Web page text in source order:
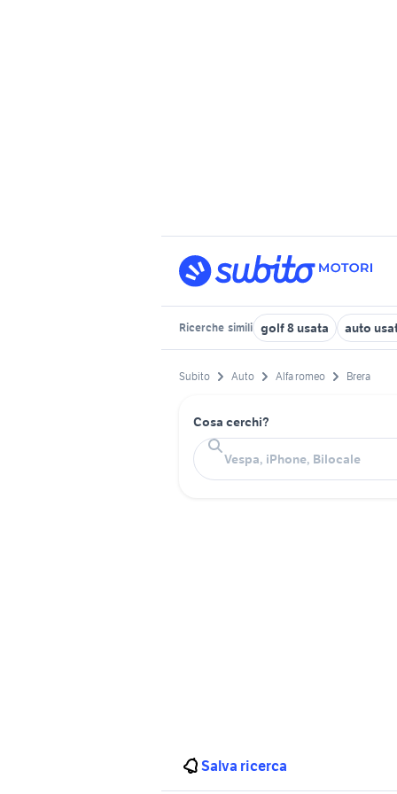
Ricerche simili golf 8 usata auto
Subito Auto Alfa romeo Brera
Cosa cerchi?
Salva ricerca